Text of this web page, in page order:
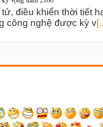
điều khiển thời tiết
công nghệ được kỳ v